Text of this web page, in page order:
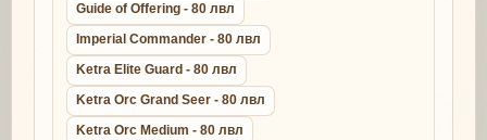
Guide of Offering - 80 лвл
Imperial Commander - 80 лвл
Ketra Elite Guard - 80 лвл
Ketra Orc Grand Seer - 80 лвл
Ketra Orc Medium - 80 лвл